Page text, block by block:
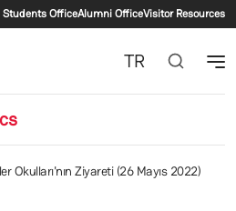
menu
OfficeAlumni OfficeVisitor Resources
TR
Okulları'nın Ziyareti (26 Mayıs 2022)